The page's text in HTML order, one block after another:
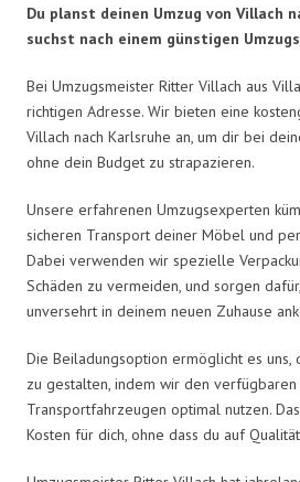
Du planst deinen Umzug von Villach
suchst nach einem günstigen
Bei Umzugsmeister Ritter Villach aus
richtigen Adresse. Wir bieten eine
Villach nach Karlsruhe an, um dir bei
ohne dein Budget zu strapazieren.
Unsere erfahrenen Umzugsexperten
sicheren Transport deiner Möbel und
Dabei verwenden wir spezielle
Schäden zu vermeiden, und sorgen
unversehrt in deinem neuen Zuhause
Die Beiladungsoption ermöglicht es
zu gestalten, indem wir den verfügbaren
Transportfahrzeugen optimal nutzen.
Kosten für dich, ohne dass du auf